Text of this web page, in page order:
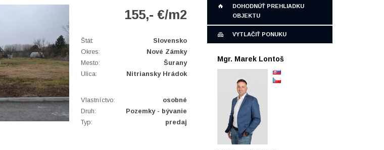
155,- €/m2
Štát:
Slovensko
Okres:
Nové Zámky
Mesto:
Šurany
Ulica:
Nitriansky Hrádok
Vlastníctvo:
osobné
Druh:
Pozemky - bývanie
Typ:
predaj
DOHODNÚŤ PREHLIADKU
OBJEKTU
VYTLAČIŤ PONUKU
Mgr. Marek Lontoš